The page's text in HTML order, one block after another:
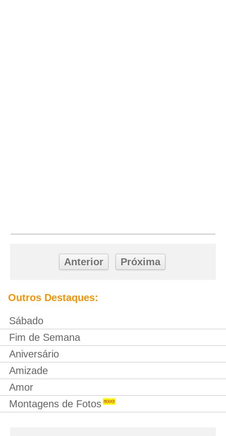
Anterior Próxima
Outros Destaques:
Sábado
Fim de Semana
Aniversário
Amizade
Amor
Montagens de Fotos